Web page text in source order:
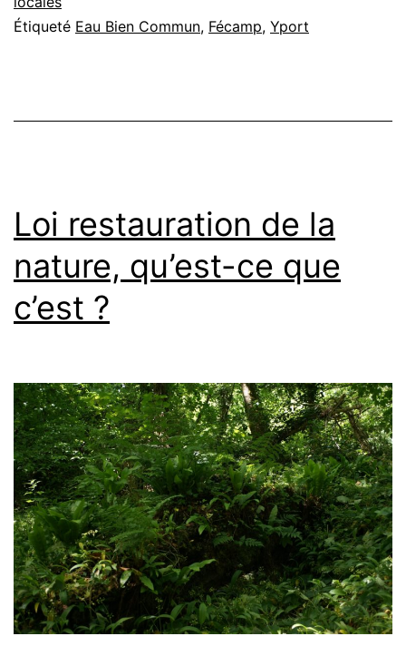
Étiqueté Eau Bien Commun, Fécamp, Yport
Loi restauration de la
nature, qu’est-ce que
c’est ?